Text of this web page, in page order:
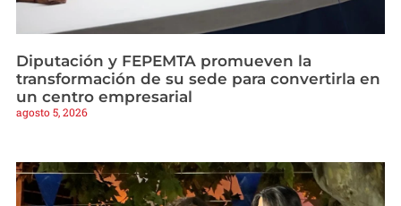
Diputación y FEPEMTA promueven la
transformación de su sede para convertirla en
un centro empresarial
agosto 5, 2026